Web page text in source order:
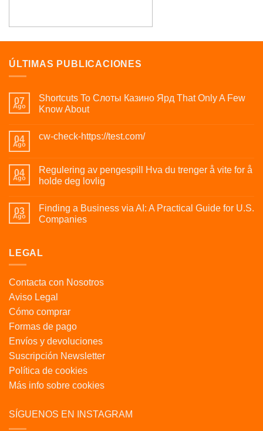
ÚLTIMAS PUBLICACIONES
07
Ago
Shortcuts To Слоты Казино Ярд That Only A Few
Know About
04
Ago
cw-check-https://test.com/
04
Ago
Regulering av pengespill Hva du trenger å vite for å
holde deg lovlig
03
Ago
Finding a Business via AI: A Practical Guide for U.S.
Companies
LEGAL
Contacta con Nosotros
Aviso Legal
Cómo comprar
Formas de pago
Envíos y devoluciones
Suscripción Newsletter
Política de cookies
Más info sobre cookies
SÍGUENOS EN INSTAGRAM